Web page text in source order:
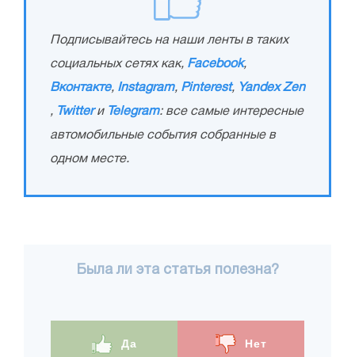
Подписывайтесь на наши ленты в таких
социальных сетях как, Facebook,
Вконтакте, Instagram, Pinterest, Yandex Zen
, Twitterи Telegram: все самые интересные
автомобильные события собранные в
одном месте.
Была ли эта статья полезна?
Да Нет